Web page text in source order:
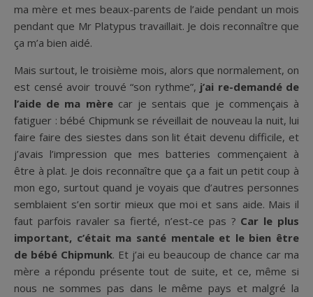
ma mère et mes beaux-parents de l’aide pendant un mois
pendant que Mr Platypus travaillait. Je dois reconnaître que
ça m’a bien aidé.
Mais surtout, le troisième mois, alors que normalement, on
est censé avoir trouvé “son rythme”, j’ai re-demandé de
l’aide de ma mèrecar je sentais que je commençais à
fatiguer : bébé Chipmunk se réveillait de nouveau la nuit, lui
faire faire des siestes dans son lit était devenu difficile, et
j’avais l’impression que mes batteries commençaient à
être à plat. Je dois reconnaître que ça a fait un petit coup à
mon ego, surtout quand je voyais que d’autres personnes
semblaient s’en sortir mieux que moi et sans aide. Mais il
faut parfois ravaler sa fierté, n’est-ce pas ? Car le plus
important, c’était ma santé mentale et le bien être
de bébé Chipmunk. Et j’ai eu beaucoup de chance car ma
mère a répondu présente tout de suite, et ce, même si
nous ne sommes pas dans le même pays et malgré la